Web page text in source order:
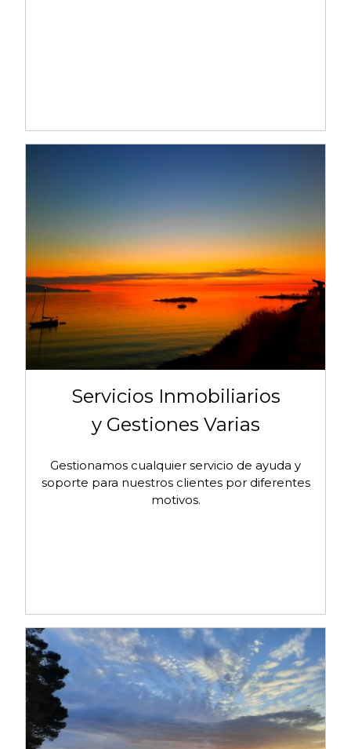
Inmobiliarios
Servicios Inmobiliarios
y Gestiones Varias
Gestionamos cualquier servicio de ayuda y
soporte para nuestros clientes por diferentes
motivos.
Sin Fronteras